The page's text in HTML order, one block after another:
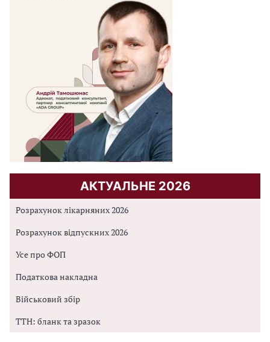
АКТУАЛЬНЕ 2026
Розрахунок лікарняних 2026
Розрахунок відпускних 2026
Усе про ФОП
Податкова накладна
Військовий збір
ТТН: бланк та зразок